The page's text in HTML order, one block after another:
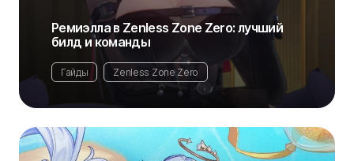
Ремиэлла в Zenless Zone Zero: лучший
билд и команды
Гайды Zenless Zone Zero